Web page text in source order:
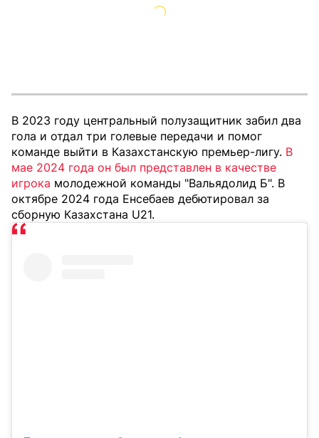
В 2023 году центральный полузащитник забил два
гола и отдал три голевые передачи и помог
команде выйти в Казахстанскую премьер-лигу. В
мае 2024 года он был представлен в качестве
игрока молодежной команды "Вальядолид Б". В
октябре 2024 года Енсебаев дебютировал за
сборную Казахстана U21.